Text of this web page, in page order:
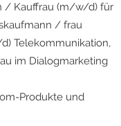
/ Kauffrau (m/w/d) für
/ frau
Telekommunikation,
im Dialogmarketing
Produkte und